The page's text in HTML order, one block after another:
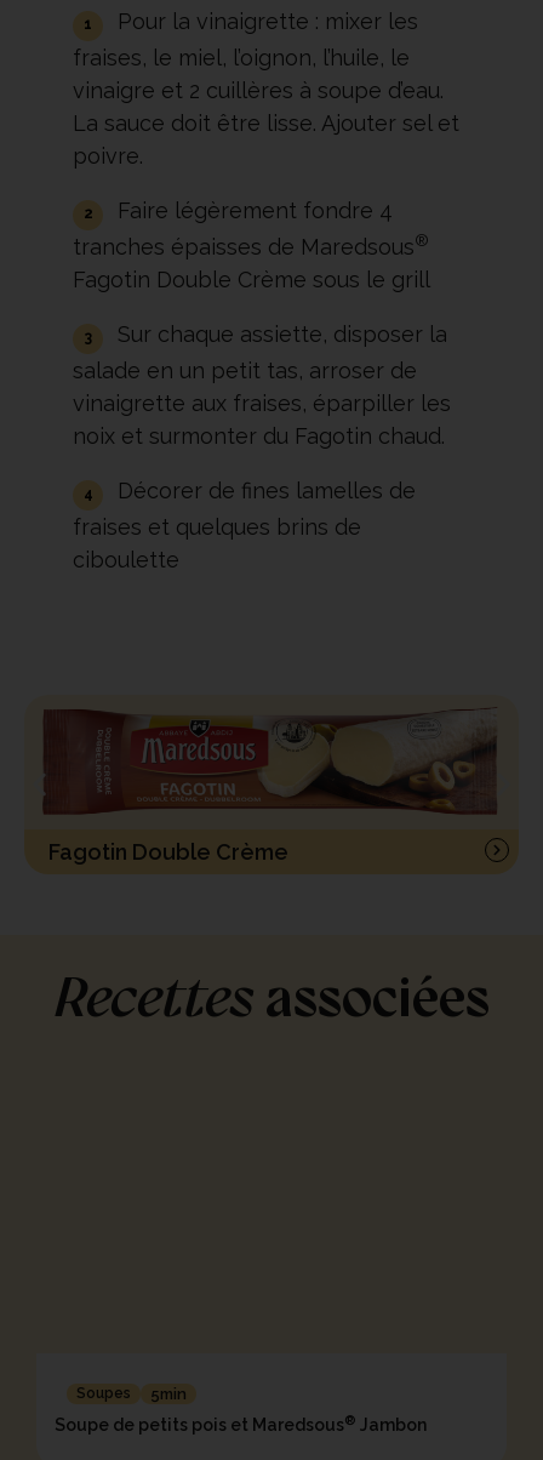
Pour la vinaigrette : mixer les
fraises, le miel, l’oignon, l’huile, le
vinaigre et 2 cuillères à soupe d’eau.
La sauce doit être lisse. Ajouter sel et
poivre.
Faire légèrement fondre 4
tranches épaisses de Maredsous®
Fagotin Double Crème sous le grill
Sur chaque assiette, disposer la
salade en un petit tas, arroser de
vinaigrette aux fraises, éparpiller les
noix et surmonter du Fagotin chaud.
Décorer de fines lamelles de
fraises et quelques brins de
ciboulette
Fagotin Double Crème
Recettes associées
Soupes 5min
Soupe de petits pois et Maredsous® Jambon